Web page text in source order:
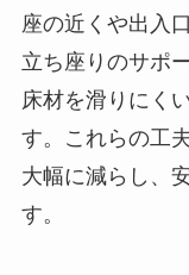
座の近くや出入
立ち座りのサポ
床材を滑りにく
す。これらの工
大幅に減らし、
す。